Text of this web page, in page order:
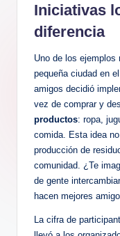
Iniciativas
diferencia
Uno de los ejemplos
pequeña ciudad en
amigos decidió
vez de comprar y
productos: ropa,
comida. Esta idea
producción de
comunidad. ¿Te
de gente
hacen mejores
La cifra de